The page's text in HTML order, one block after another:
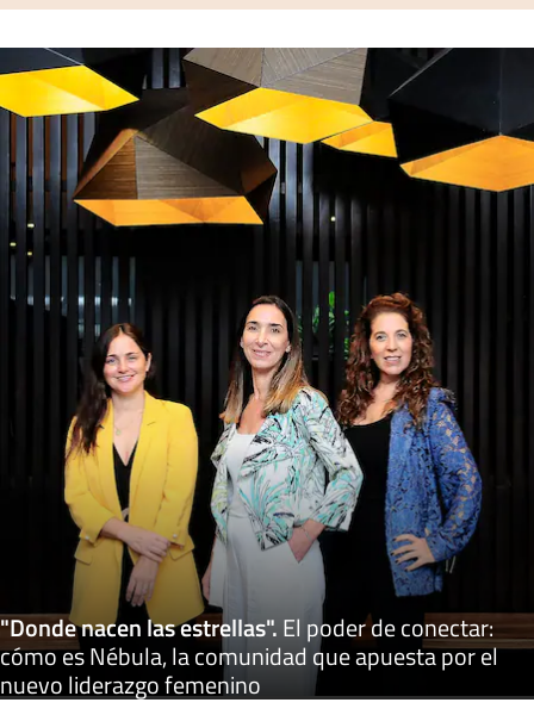
"Donde nacen las estrellas".El poder de conectar:
cómo es Nébula, la comunidad que apuesta por el
nuevo liderazgo femenino